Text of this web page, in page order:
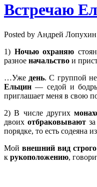
Встречаю
Posted by Андрей
1) Ночью охраняю
разное начальство и
…Уже день. С группой
Ельцин — седой и
приглашает меня в свою
2) В числе других
двоих отбраковываютза
порядке, то есть содеяна
Мой внешний вид
к рукоположению,